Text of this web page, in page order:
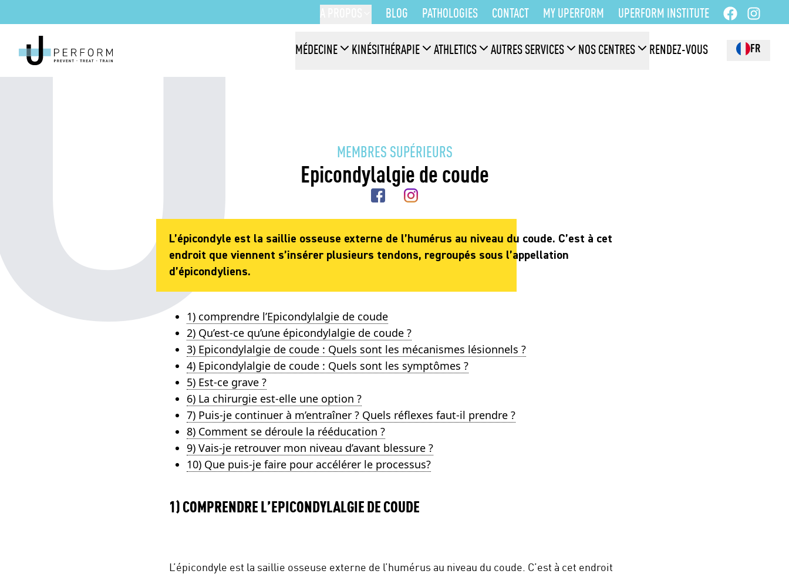
BLOG PATHOLOGIES CONTACT MY UPERFORM UPERFORM INSTITUTE
MÉDECINE KINÉSITHÉRAPIE ATHLETICS AUTRES SERVICES NOS CENTRES RENDEZ-VOUS FR
Epicondylalgie de coude
MEMBRES SUPÉRIEURS
L’épicondyle est la saillie osseuse externe de l’humérus au niveau du coude. C’est à cet
endroit que viennent s’insérer plusieurs tendons, regroupés sous l’appellation
d’épicondyliens.
1) comprendre l’Epicondylalgie de coude
2) Qu’est-ce qu’une épicondylalgie de coude ?
3) Epicondylalgie de coude : Quels sont les mécanismes lésionnels ?
4) Epicondylalgie de coude : Quels sont les symptômes ?
5) Est-ce grave ?
6) La chirurgie est-elle une option ?
7) Puis-je continuer à m’entraîner ? Quels réflexes faut-il prendre ?
8) Comment se déroule la rééducation ?
9) Vais-je retrouver mon niveau d’avant blessure ?
10) Que puis-je faire pour accélérer le processus?
1) COMPRENDRE L’EPICONDYLALGIE DE COUDE
L’épicondyle est la saillie osseuse externe de l’humérus au niveau du coude. C’est à cet endroit